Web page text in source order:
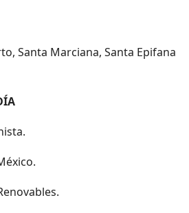
Santa Marciana, Santa Epifana